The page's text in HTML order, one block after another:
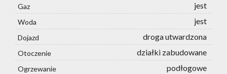
Gaz jest
Woda jest
Dojazd droga utwardzona
Otoczenie działki zabudowane
Ogrzewanie podłogowe